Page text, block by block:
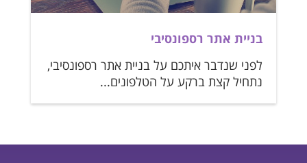
בניית אתר רספונסיבי
לפני שנדבר איתכם על בניית אתר רספונסיבי,
נתחיל קצת ברקע על הטלפונים...